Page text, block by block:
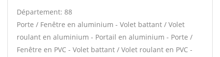
Département: 88
Porte / Fenêtre en aluminium - Volet battant / Volet
roulant en aluminium - Portail en aluminium - Porte /
Fenêtre en PVC - Volet battant / Volet roulant en PVC -